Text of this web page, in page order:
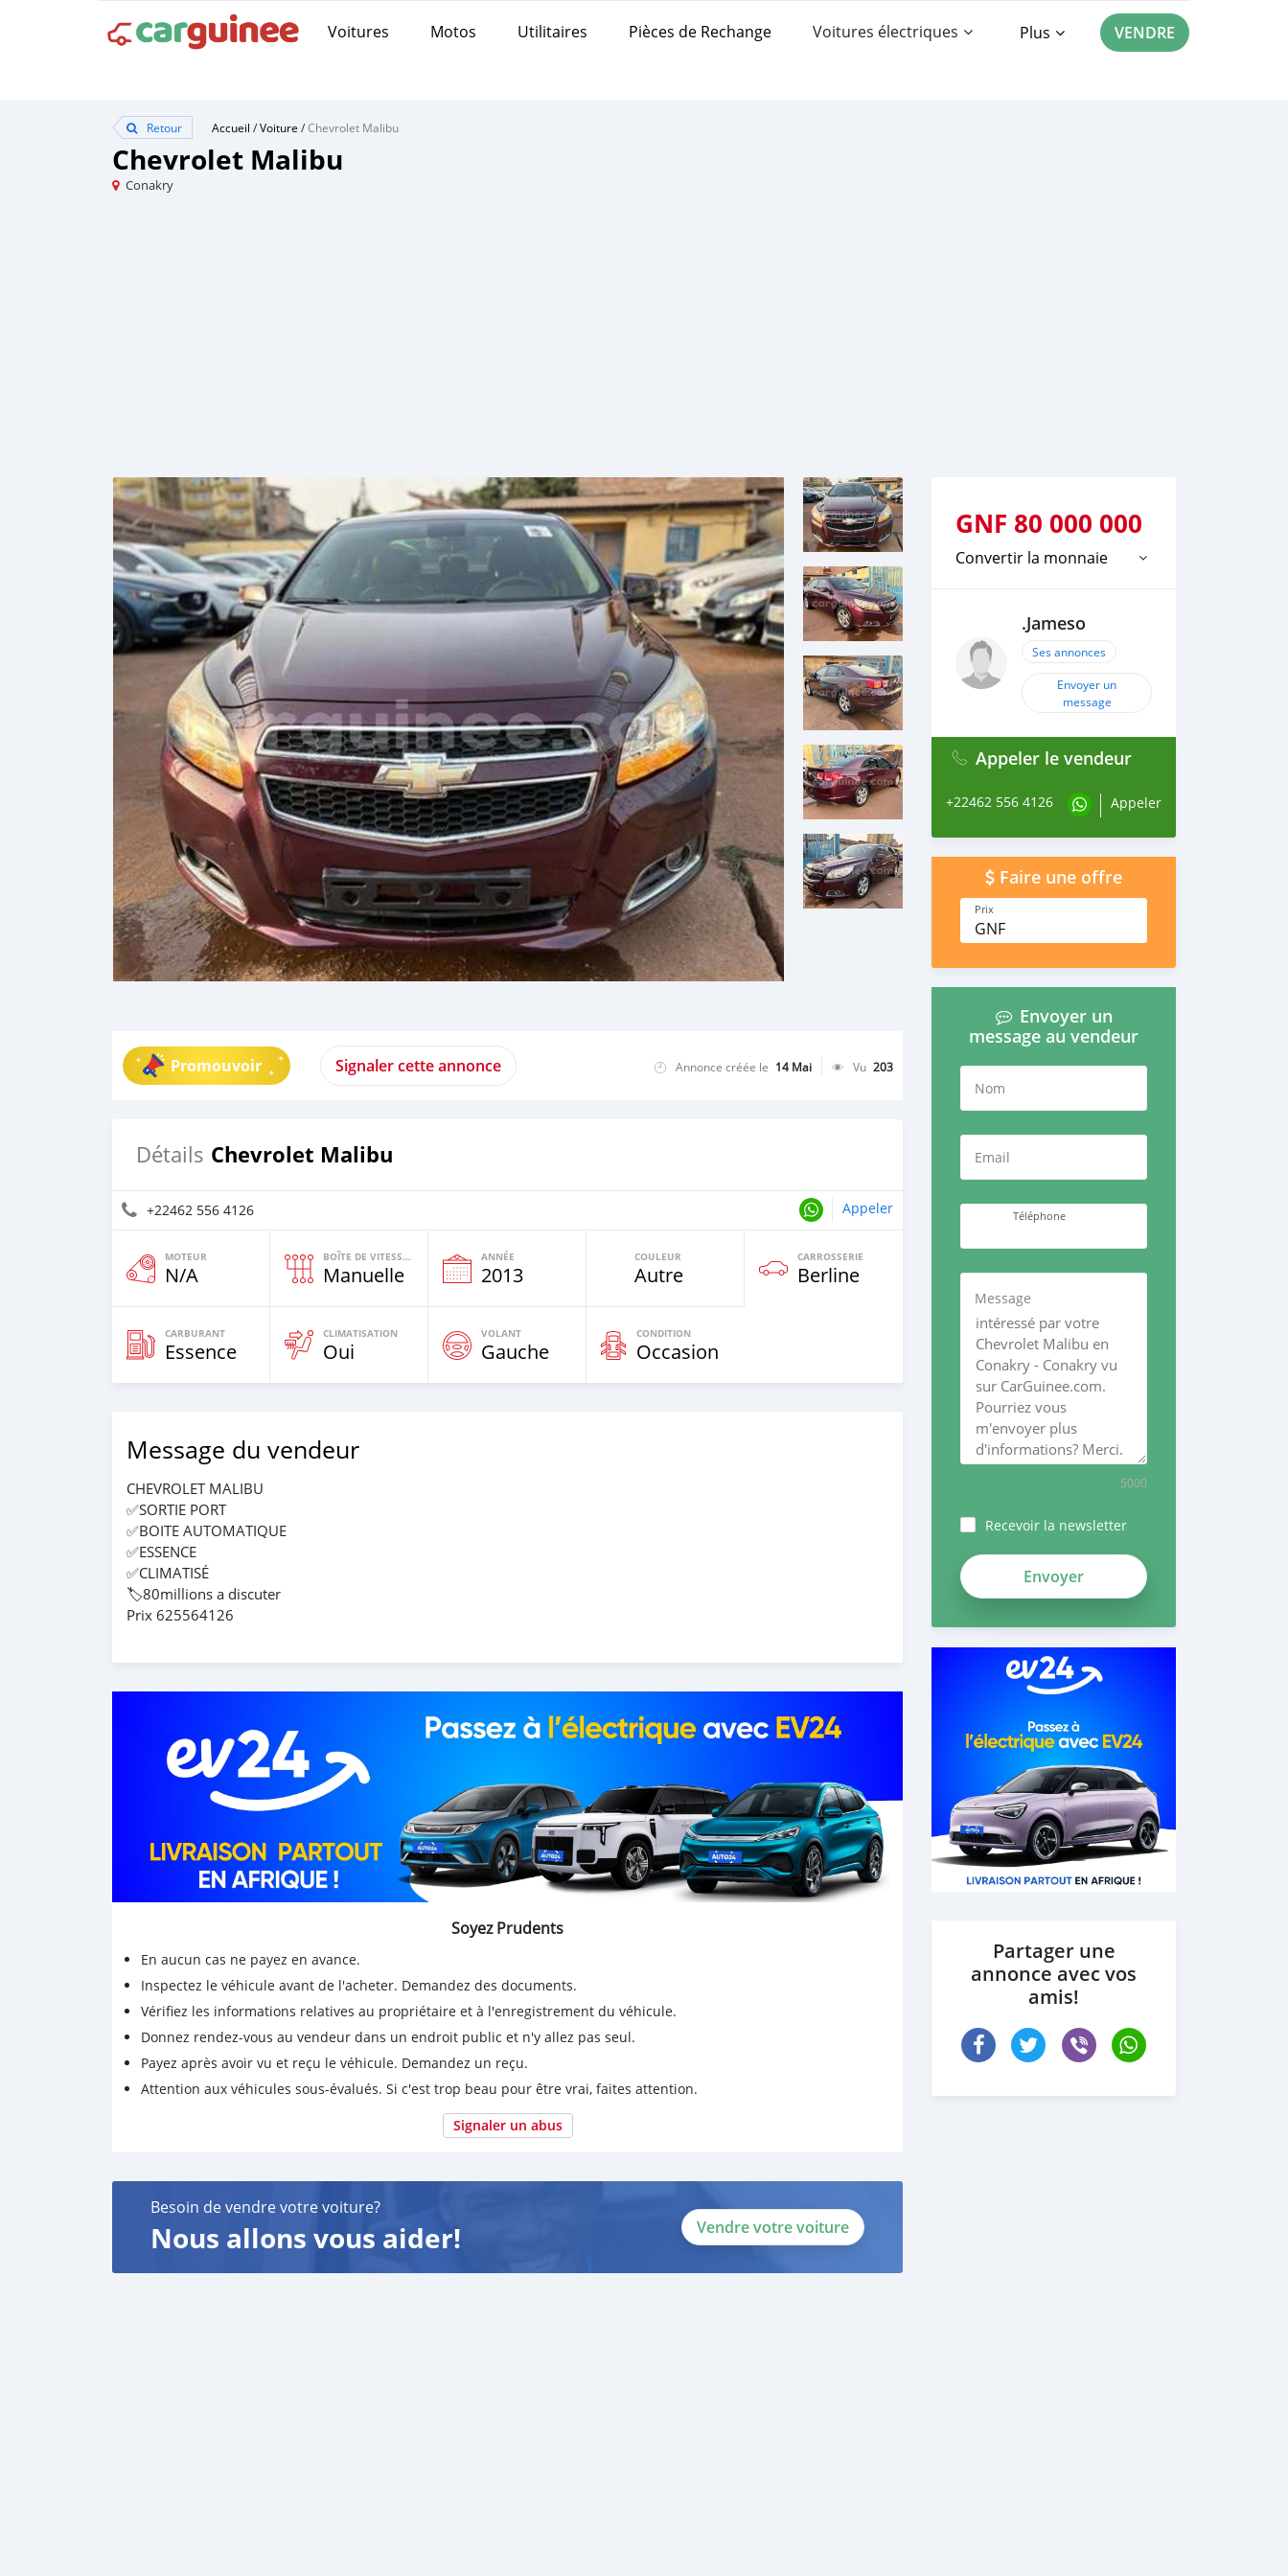
Voitures Motos Utilitaires Pièces de Rechange Voitures électriques Plus VENDRE
Retour Accueil /Voiture /Chevrolet Malibu
Chevrolet Malibu
Conakry
Promouvoir Signaler cette annonce Annonce créée le 14 Mai Vu 203
Détails Chevrolet Malibu
+22462 556 4126 Appeler
MOTEUR
N/A
BOÎTE DE VITESSES
Manuelle
ANNÉE
2013
COULEUR
Autre
CARROSSERIE
Berline
CARBURANT
Essence
CLIMATISATION
Oui
VOLANT
Gauche
CONDITION
Occasion
Message du vendeur
CHEVROLET MALIBU
✅SORTIE PORT
✅BOITE AUTOMATIQUE
✅ESSENCE
✅CLIMATISÉ
🏷️80millions a discuter
Prix 625564126
Soyez Prudents
En aucun cas ne payez en avance.
Inspectez le véhicule avant de l'acheter. Demandez des documents.
Vérifiez les informations relatives au propriétaire et à l'enregistrement du véhicule.
Donnez rendez-vous au vendeur dans un endroit public et n'y allez pas seul.
Payez après avoir vu et reçu le véhicule. Demandez un reçu.
Attention aux véhicules sous-évalués. Si c'est trop beau pour être vrai, faites attention.
Signaler un abus
Besoin de vendre votre voiture?
Nous allons vous aider! Vendre votre voiture
GNF 80 000 000
Convertir la monnaie
.Jameso
Ses annonces
Envoyer un
message
Appeler le vendeur
+22462 556 4126 Appeler
Faire une offre
Prix
GNF
Envoyer un
message au vendeur
Nom
Email
Téléphone
Message
5000
Recevoir la newsletter
Partager une
annonce avec vos
amis!